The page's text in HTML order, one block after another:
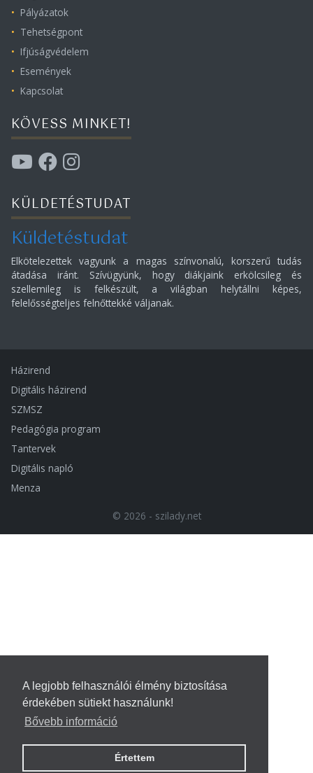
A legjobb felhasználói élmény biztosítása
érdekében sütiekt használunk!
Bővebb információ
Értettem
Pályázatok
Tehetségpont
Ifjúságvédelem
Események
Kapcsolat
KÖVESS MINKET!
KÜLDETÉSTUDAT
Küldetéstudat
Elkötelezettek vagyunk a magas színvonalú, korszerű tudás
átadása iránt. Szívügyünk, hogy diákjaink erkölcsileg és
szellemileg is felkészült, a világban helytállni képes,
felelősségteljes felnőttekké váljanak.
© 2026 - szilady.net
Házirend
Digitális házirend
SZMSZ
Pedagógia program
Tantervek
Digitális napló
Menza